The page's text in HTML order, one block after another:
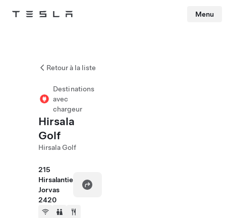
Tesla Menu
Retour à la liste
Destinations
avec
chargeur
Hirsala
Golf
Hirsala Golf
215
Hirsalantie
Jorvas
2420